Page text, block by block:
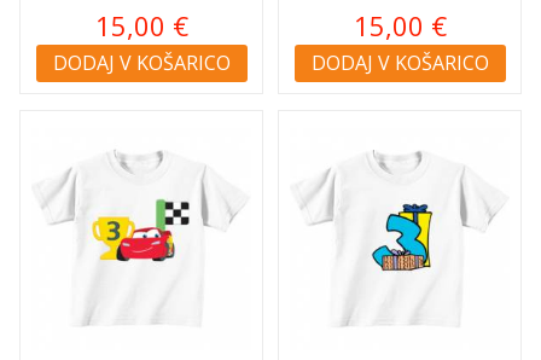
15,00 €
DODAJ V KOŠARICO
15,00 €
DODAJ V KOŠARICO